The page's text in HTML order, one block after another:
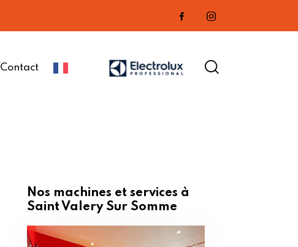
Contact
Nos machines et services à
Saint Valery Sur Somme